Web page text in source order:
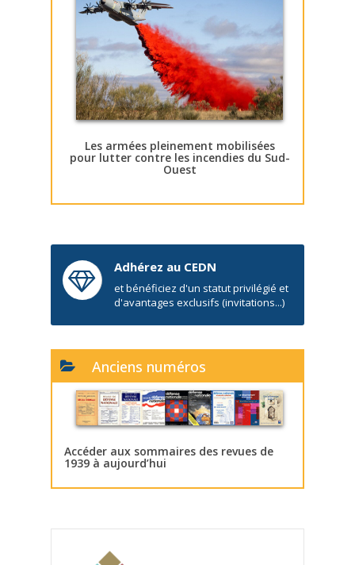
Les armées pleinement mobilisées
pour lutter contre les incendies du Sud-
Ouest
Adhérez au CEDN
et bénéficiez d'un statut privilégié et
d'avantages exclusifs (invitations...)
Anciens numéros
Accéder aux sommaires des revues de
1939 à aujourd’hui